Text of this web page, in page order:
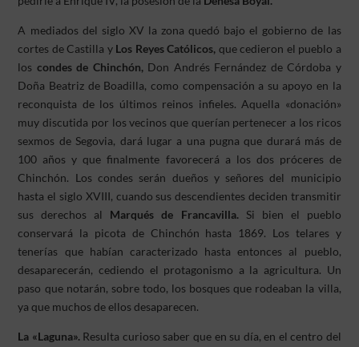
A mediados del siglo XV la zona quedó bajo el gobierno de las
cortes de Castilla y Los Reyes Católicos, que cedieron el pueblo a
los condes de Chinchón, Don Andrés Fernández de Córdoba y
Doña Beatriz de Boadilla, como compensación a su apoyo en la
reconquista de los últimos reinos infieles. Aquella «donación»
muy discutida por los vecinos que querían pertenecer a los ricos
sexmos de Segovia, dará lugar a una pugna que durará más de
100 años y que finalmente favorecerá a los dos próceres de
Chinchón. Los condes serán dueños y señores del municipio
hasta el siglo XVIII, cuando sus descendientes deciden transmitir
sus derechos al Marqués de Francavilla.Si bien el pueblo
conservará la picota de Chinchón hasta 1869. Los telares y
tenerías que habían caracterizado hasta entonces al pueblo,
desaparecerán, cediendo el protagonismo a la agricultura. Un
paso que notarán, sobre todo, los bosques que rodeaban la villa,
ya que muchos de ellos desaparecen.
La «Laguna».Resulta curioso saber que en su día, en el centro del